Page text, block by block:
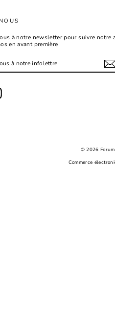
à notre newsletter pour suivre notre
en avant première
Instagram
© 2026 Forum
Commerce